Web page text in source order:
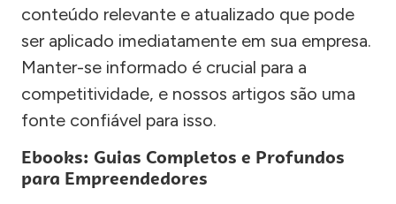
conteúdo relevante e atualizado que pode
ser aplicado imediatamente em sua empresa.
Manter-se informado é crucial para a
competitividade, e nossos artigos são uma
fonte confiável para isso.
Ebooks: Guias Completos e Profundos
para Empreendedores